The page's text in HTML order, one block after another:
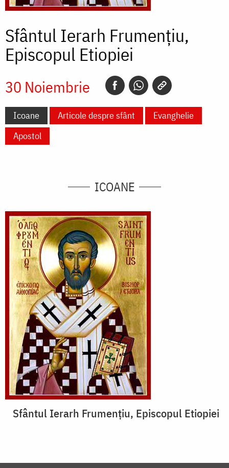
Sfântul Ierarh Frumențiu,
Episcopul Etiopiei
30 Noiembrie
Icoane Articole despre sfânt
Evanghelie
Apostol
ICOANE
Sfântul Ierarh Frumențiu, Episcopul Etiopiei